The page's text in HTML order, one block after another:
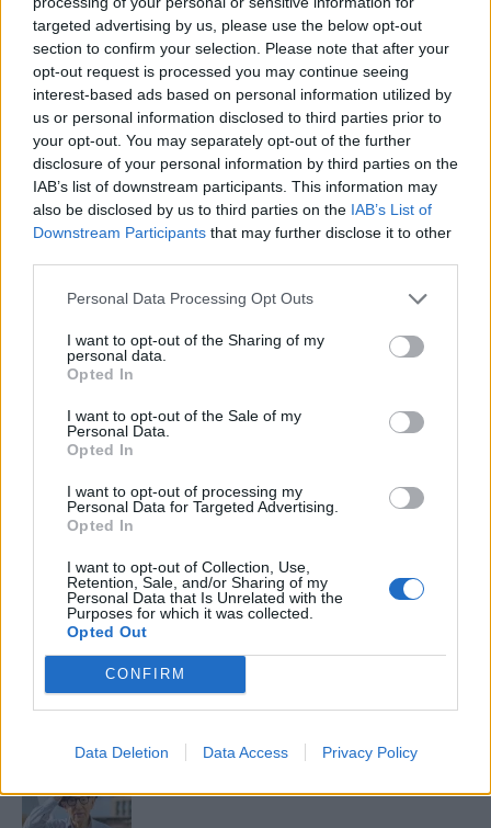
targeted advertising by us, please use the below opt-out
section to confirm your selection. Please note that after your
opt-out request is processed you may continue seeing
interest-based ads based on personal information utilized by
us or personal information disclosed to third parties prior to
your opt-out. You may separately opt-out of the further
disclosure of your personal information by third parties on the
IAB’s list of downstream participants. This information may
also be disclosed by us to third parties on the IAB’s List of
Downstream Participants that may further disclose it to other
Personal Data Processing Opt Outs
I want to opt-out of the Sharing of my
personal data.
Opted In
I want to opt-out of the Sale of my
Personal Data.
Opted In
I want to opt-out of processing my
Personal Data for Targeted Advertising.
Opted In
I want to opt-out of Collection, Use,
Retention, Sale, and/or Sharing of my
Personal Data that Is Unrelated with the
Purposes for which it was collected.
Opted Out
CONFIRM
Data Deletion Data Access Privacy Policy
Szent Genovéva, a túlélő Franciaország
jelképe
Minka 12. rész
T. szereti a fiatal lányokat 14. rész
nőknek, amikor segítséget kérnek?
A legidegesítőbb kifejezések laza
gyűjteménye
Elyna Robbs: Adéle és az örökölt árnyak